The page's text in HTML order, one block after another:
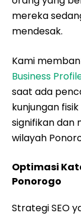
mereka
mendesak.
Kami
Business
saat ada
kunjungan
signifikan dan
wilayah
Optimasi
Ponorogo
Strategi SEO